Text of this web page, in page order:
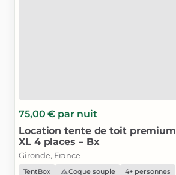
75,00 € par nuit
Location tente de toit premium
XL 4 places – Bx
Gironde, France
TentBox Coque souple 4+ personnes